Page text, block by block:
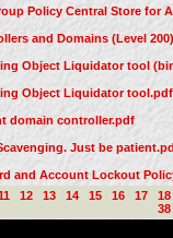
Policy Central Store for
and Domains (Level
Object Liquidator tool
Object Liquidator tool.pdf
domain controller.pdf
Just be
and Account Lockout
12 13 14 15 16 17
18
38